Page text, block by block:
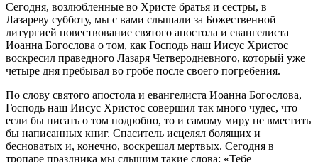
Сегодня, возлюбленные во Христе братья и сестры, в
Лазареву субботу, мы с вами слышали за Божественной
литургией повествование святого апостола и евангелиста
Иоанна Богослова о том, как Господь наш Иисус Христос
воскресил праведного Лазаря Четверодневного, который уже
четыре дня пребывал во гробе после своего погребения.
По слову святого апостола и евангелиста Иоанна Богослова,
Господь наш Иисус Христос совершил так много чудес, что
если бы писать о том подробно, то и самому миру не вместить
бы написанных книг. Спаситель исцелял болящих и
бесноватых и, конечно, воскрешал мертвых. Сегодня в
тропаре праздника мы слышим такие слова: «Тебе